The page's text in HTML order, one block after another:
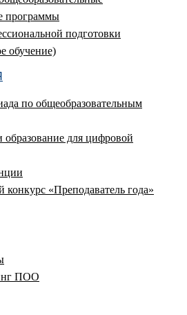
программы
подготовки
обучение)
по общеобразовательным
для цифровой
«Преподаватель года»
ПОО